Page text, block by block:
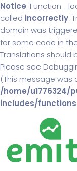
Notice: Function
called incorrectly.
domain was
for some code in
Translations should
Please see
(This message was
/home/
includes/